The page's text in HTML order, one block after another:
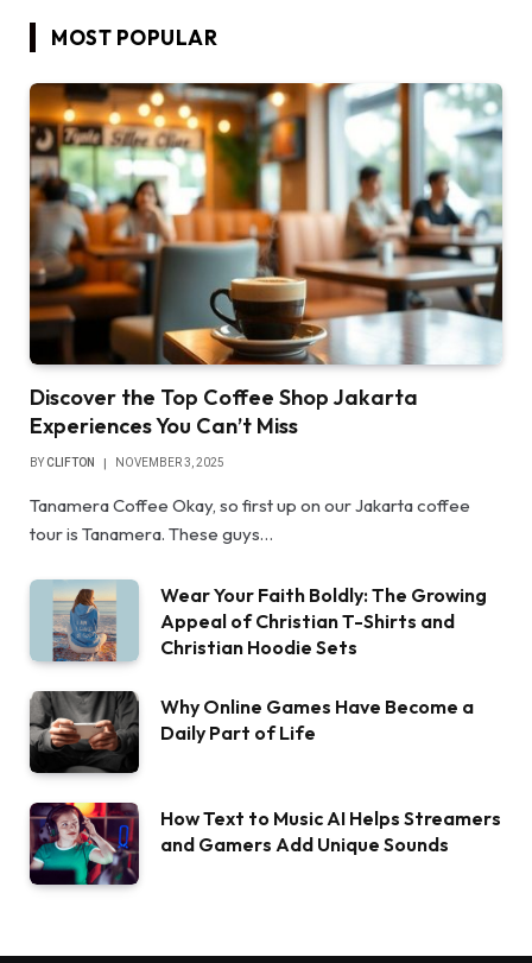
MOST POPULAR
Discover the Top Coffee Shop Jakarta
Experiences You Can’t Miss
BYCLIFTON NOVEMBER 3, 2025
Tanamera Coffee Okay, so first up on our Jakarta coffee
tour is Tanamera. These guys…
Wear Your Faith Boldly: The Growing
Appeal of Christian T-Shirts and
Christian Hoodie Sets
Why Online Games Have Become a
Daily Part of Life
How Text to Music AI Helps Streamers
and Gamers Add Unique Sounds